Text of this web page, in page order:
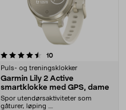
10anmeldelser
Puls- og treningsklokker
Garmin Lily 2 Active
smartklokke med GPS, dame
Spor utendørsaktiviteter som
gåturer, løping ....